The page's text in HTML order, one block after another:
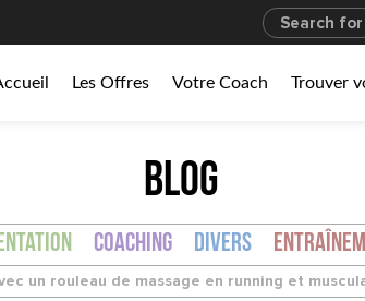
Les Offres Votre Coach Trouver
BLOG
Coaching Divers
un rouleau de massage en running et